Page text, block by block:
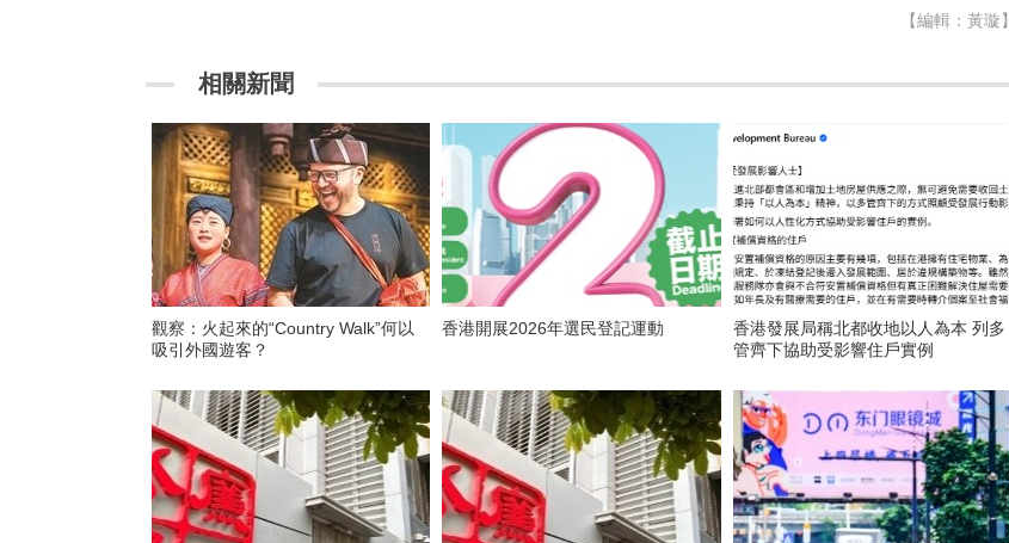
【編輯：黃璇】
相關新聞
觀察：火起來的“Country Walk”何以
吸引外國遊客？
香港開展2026年選民登記運動
香港發展局稱北都收地以人為本 列多
管齊下協助受影響住戶實例